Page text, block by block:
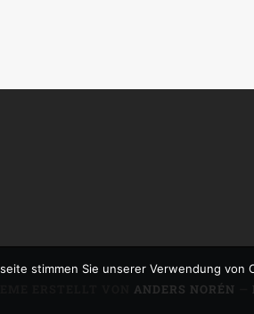
ANDERS NORÉN
stimmen Sie unserer Verwendung von